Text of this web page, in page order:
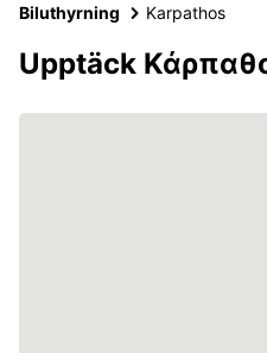
Biluthyrning Karpathos
Upptäck